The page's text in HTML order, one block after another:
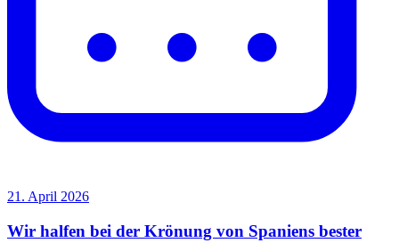
21. April 2026
Wir halfen bei der Krönung von Spaniens bester